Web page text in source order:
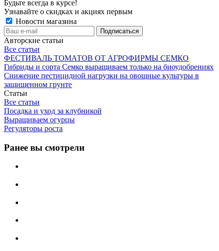
Будьте всегда в курсе!
Узнавайте о скидках и акциях первым
Новости магазина
Авторские статьи
Все статьи
ФЕСТИВАЛЬ ТОМАТОВ ОТ АГРОФИРМЫ СЕМКО
Гибриды и сорта Семко выращиваем только на биоудобрениях
Снижение пестицидной нагрузки на овощные культуры в
защищенном грунте
Статьи
Все статьи
Посадка и уход за клубникой
Выращиваем огурцы
Регуляторы роста
Ранее вы смотрели